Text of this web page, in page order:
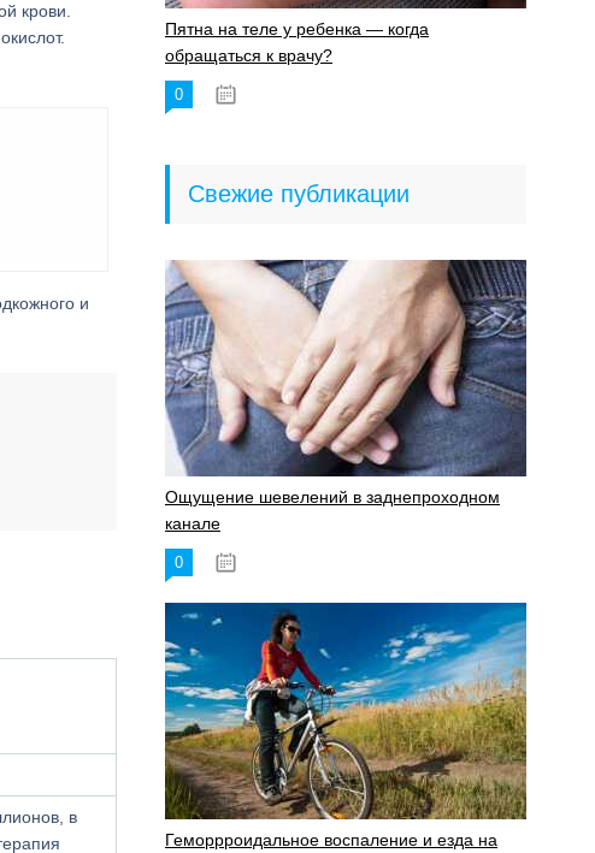
крови.
и
в
Пятна на теле у ребенка — когда
обращаться к врачу?
0
Свежие публикации
Ощущение шевелений в заднепроходном
канале
0
Геморрроидальное воспаление и езда на